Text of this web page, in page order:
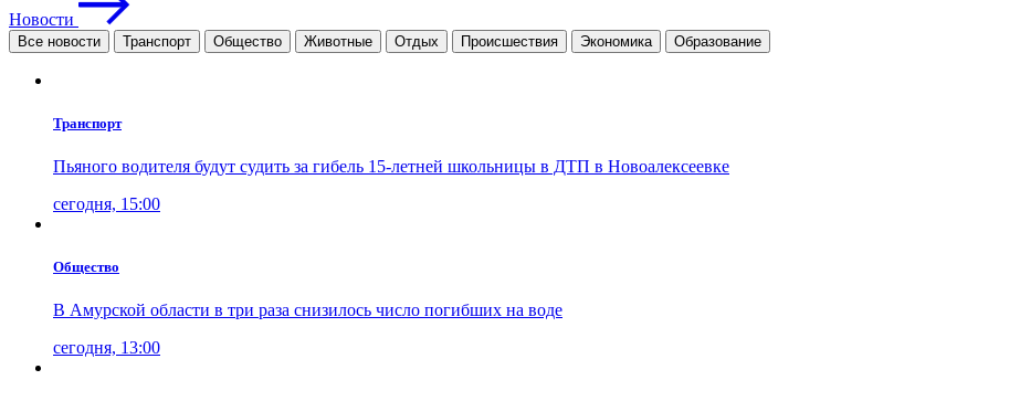
Новости
Все новости Транспорт Общество Животные Отдых Проиcшествия Экономика Образование
Транспорт
Пьяного водителя будут судить за гибель 15-летней школьницы в ДТП в Новоалексеевке
сегодня, 15:00
Общество
В Амурской области в три раза снизилось число погибших на воде
сегодня, 13:00